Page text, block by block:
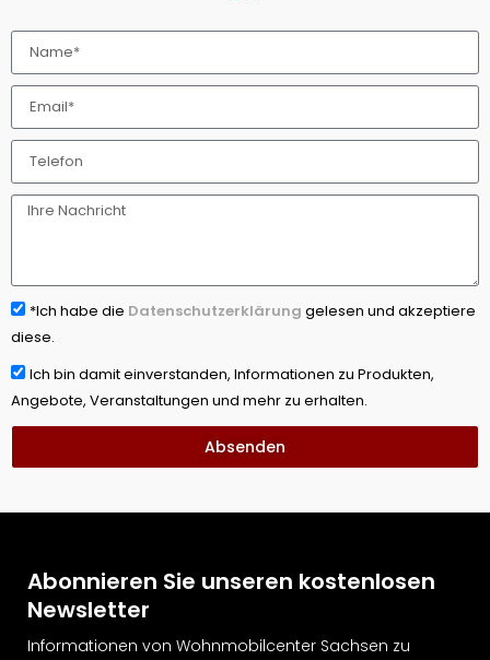
*Ich habe die Datenschutzerklärung gelesen und akzeptiere
diese.
Ich bin damit einverstanden, Informationen zu Produkten,
Angebote, Veranstaltungen und mehr zu erhalten.
Absenden
Abonnieren Sie unseren kostenlosen
Newsletter
Informationen von Wohnmobilcenter Sachsen zu